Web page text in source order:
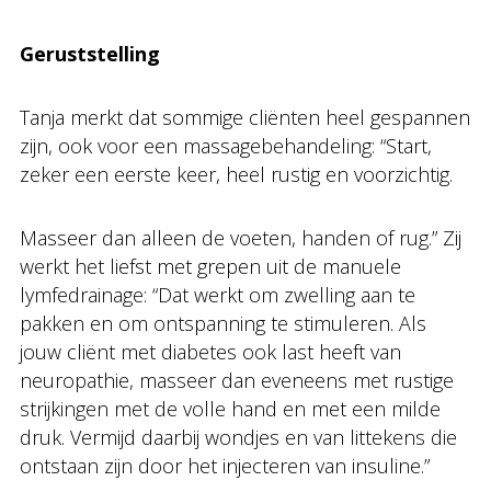
Geruststelling
Tanja merkt dat sommige cliënten heel gespannen
zijn, ook voor een massagebehandeling: “Start,
zeker een eerste keer, heel rustig en voorzichtig.
Masseer dan alleen de voeten, handen of rug.” Zij
werkt het liefst met grepen uit de manuele
lymfedrainage: “Dat werkt om zwelling aan te
pakken en om ontspanning te stimuleren. Als
jouw cliënt met diabetes ook last heeft van
neuropathie, masseer dan eveneens met rustige
strijkingen met de volle hand en met een milde
druk. Vermijd daarbij wondjes en van littekens die
ontstaan zijn door het injecteren van insuline.”